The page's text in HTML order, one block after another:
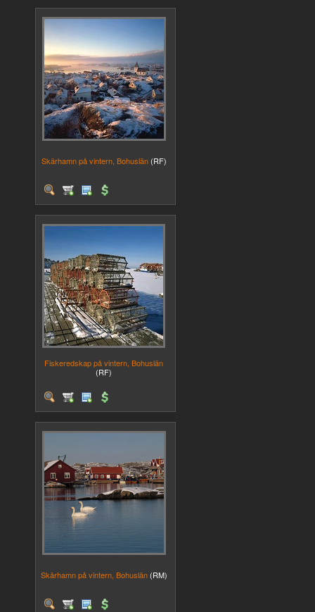
Skärhamn på vintern, Bohuslän (RF)
Fiskeredskap på vintern, Bohuslän
(RF)
Skärhamn på vintern, Bohuslän (RM)